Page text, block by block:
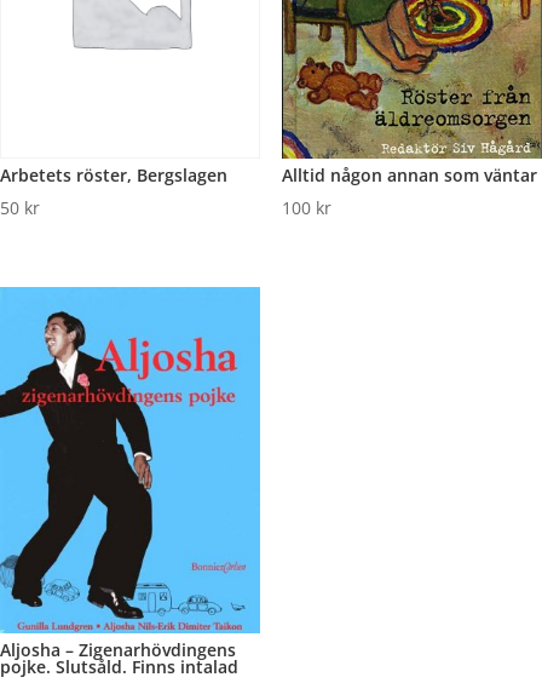
Arbetets röster, Bergslagen
50 kr
Alltid någon annan som väntar
100 kr
Aljosha – Zigenarhövdingens
pojke. Slutsåld. Finns intalad